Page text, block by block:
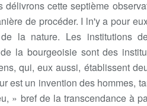
délivrons cette septième
de procéder. I ln'y a pour
la nature. Les institutions
la bourgeoisie sont des
qui, eux aussi, établissent
est un invention des hommes,
» bref de la transcendance à